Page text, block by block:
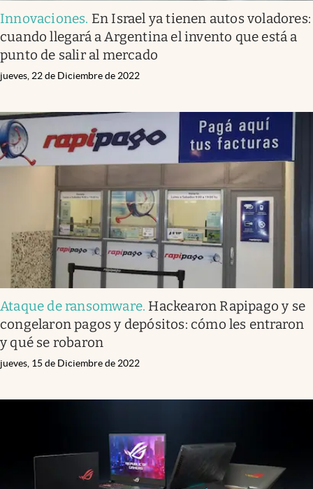
Innovaciones. En Israel ya tienen autos voladores:
cuando llegará a Argentina el invento que está a
punto de salir al mercado
jueves, 22 de Diciembre de 2022
Ataque de ransomware. Hackearon Rapipago y se
congelaron pagos y depósitos: cómo les entraron
y qué se robaron
jueves, 15 de Diciembre de 2022